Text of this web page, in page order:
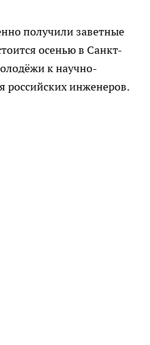
получили заветные
осенью в Санкт-
к научно-
российских инженеров.